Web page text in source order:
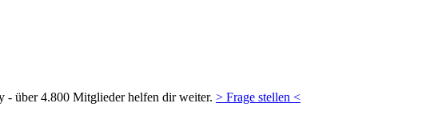
- über 4.800 Mitglieder helfen dir weiter. > Frage stellen <